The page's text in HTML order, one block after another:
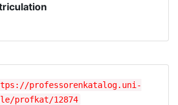
professorenkatalog.uni-
profkat/12874